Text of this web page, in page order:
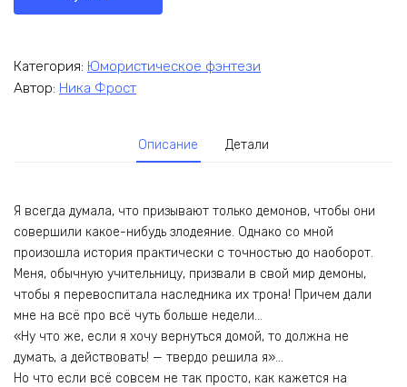
Категория: Юмористическое фэнтези
Автор: Ника Фрост
Описание Детали
Я всегда думала, что призывают только демонов, чтобы они
совершили какое-нибудь злодеяние. Однако со мной
произошла история практически с точностью до наоборот.
Меня, обычную учительницу, призвали в свой мир демоны,
чтобы я перевоспитала наследника их трона! Причем дали
мне на всё про всё чуть больше недели…
«Ну что же, если я хочу вернуться домой, то должна не
думать, а действовать! — твердо решила я»…
Но что если всё совсем не так просто, как кажется на